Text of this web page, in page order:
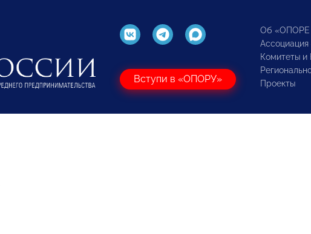
Вступи в «ОПОРУ»
Об
Комитеты и
Проекты